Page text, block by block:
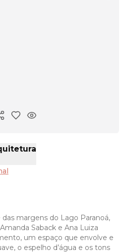
link
margens do Lago Paranoá,
Saback e Ana Luiza
um espaço que envolve e
o espelho d’água e os tons